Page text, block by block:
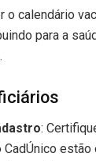
o calendário
para a
:
estão